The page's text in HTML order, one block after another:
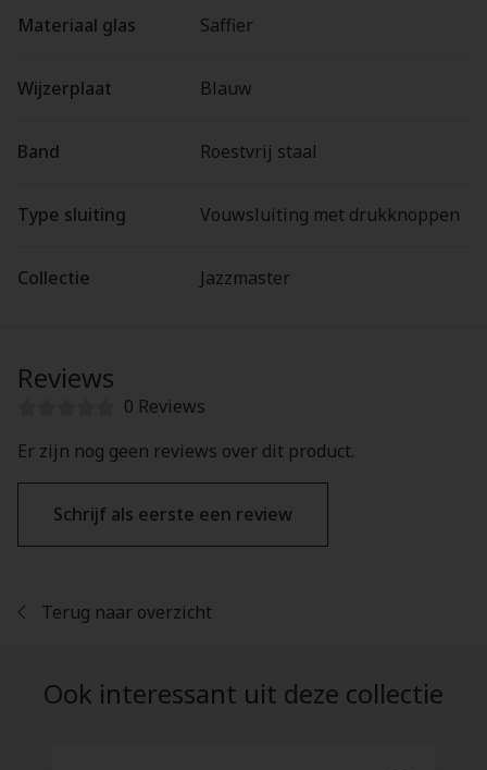
Materiaal glas Saffier
Wijzerplaat Blauw
Band Roestvrij staal
Type sluiting Vouwsluiting met drukknoppen
Collectie Jazzmaster
Reviews
0 Reviews
Er zijn nog geen reviews over dit product.
Schrijf als eerste een review
Terug naar overzicht
Ook interessant uit deze collectie